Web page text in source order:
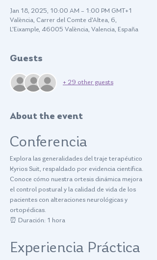
Jan 18, 2025, 10:00 AM – 1:00 PM GMT+1
València, Carrer del Comte d'Altea, 6,
L'Eixample, 46005 València, Valencia, España
Guests
+ 29 other guests
About the event
Conferencia
Explora las generalidades del traje terapéutico
Kyrios Suit, respaldado por evidencia científica.
Conoce cómo nuestra ortesis dinámica mejora
el control postural y la calidad de vida de los
pacientes con alteraciones neurológicas y
ortopédicas.
⏰ Duración: 1 hora
Experiencia Práctica